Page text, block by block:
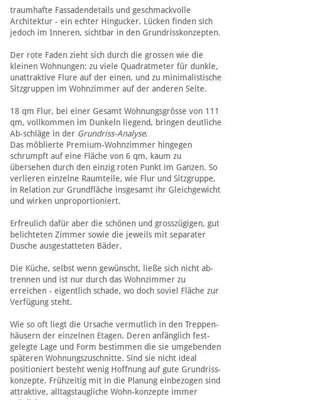
traumhafte Fassadendetails und geschmackvolle
Architektur - ein echter Hingucker. Lücken finden sich
jedoch im Inneren, sichtbar in den Grundrisskonzepten.
Der rote Faden zieht sich durch die grossen wie die
kleinen Wohnungen: zu viele Quadratmeter für dunkle,
unattraktive Flure auf der einen, und zu minimalistische
Sitzgruppen im Wohnzimmer auf der anderen Seite.
18 qm Flur, bei einer Gesamt Wohnungsgrösse von 111
qm, vollkommen im Dunkeln liegend, bringen deutliche
Ab-schläge in der Grundriss-Analyse.
Das möblierte Premium-Wohnzimmer hingegen
schrumpft auf eine Fläche von 6 qm, kaum zu
übersehen durch den einzig roten Punkt im Ganzen. So
verlieren einzelne Raumteile, wie Flur und Sitzgruppe,
in Relation zur Grundfläche insgesamt ihr Gleichgewicht
und wirken unproportioniert.
Erfreulich dafür aber die schönen und grosszügigen, gut
belichteten Zimmer sowie die jeweils mit separater
Dusche ausgestatteten Bäder.
Die Küche, selbst wenn gewünscht, ließe sich nicht ab-
trennen und ist nur durch das Wohnzimmer zu
erreichen - eigentlich schade, wo doch soviel Fläche zur
Verfügung steht.
Wie so oft liegt die Ursache vermutlich in den Treppen-
häusern der einzelnen Etagen. Deren anfänglich fest-
gelegte Lage und Form bestimmen die sie umgebenden
späteren Wohnungszuschnitte. Sind sie nicht ideal
positioniert besteht wenig Hoffnung auf gute Grundriss-
konzepte. Frühzeitig mit in die Planung einbezogen sind
attraktive, alltagstaugliche Wohn-konzepte immer